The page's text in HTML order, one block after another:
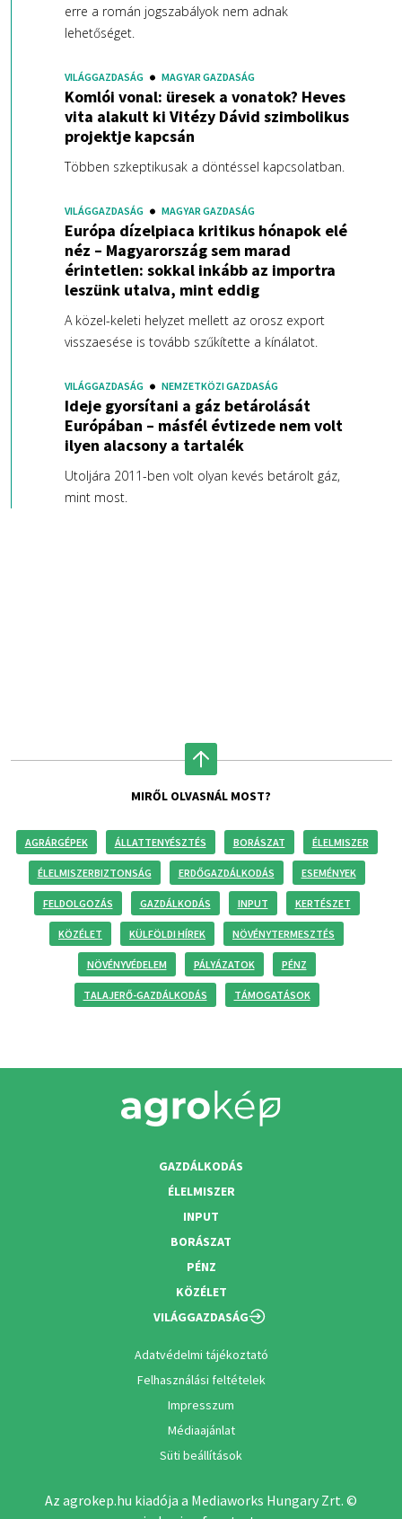
erre a román jogszabályok nem adnak
lehetőséget.
VILÁGGAZDASÁG MAGYAR GAZDASÁG
Komlói vonal: üresek a vonatok? Heves
vita alakult ki Vitézy Dávid szimbolikus
projektje kapcsán
Többen szkeptikusak a döntéssel kapcsolatban.
VILÁGGAZDASÁG MAGYAR GAZDASÁG
Európa dízelpiaca kritikus hónapok elé
néz – Magyarország sem marad
érintetlen: sokkal inkább az importra
leszünk utalva, mint eddig
A közel-keleti helyzet mellett az orosz export
visszaesése is tovább szűkítette a kínálatot.
VILÁGGAZDASÁG NEMZETKÖZI GAZDASÁG
Ideje gyorsítani a gáz betárolását
Európában – másfél évtizede nem volt
ilyen alacsony a tartalék
Utoljára 2011-ben volt olyan kevés betárolt gáz,
mint most.
MIRŐL OLVASNÁL MOST?
AGRÁRGÉPEK ÁLLATTENYÉSZTÉS BORÁSZAT ÉLELMISZER
ÉLELMISZERBIZTONSÁG ERDŐGAZDÁLKODÁS ESEMÉNYEK
FELDOLGOZÁS GAZDÁLKODÁS INPUT KERTÉSZET
KÖZÉLET KÜLFÖLDI HÍREK NÖVÉNYTERMESZTÉS
NÖVÉNYVÉDELEM PÁLYÁZATOK PÉNZ
TALAJERŐ-GAZDÁLKODÁS TÁMOGATÁSOK
GAZDÁLKODÁS
ÉLELMISZER
INPUT
BORÁSZAT
PÉNZ
KÖZÉLET
VILÁGGAZDASÁG
Adatvédelmi tájékoztató
Felhasználási feltételek
Impresszum
Médiaajánlat
Süti beállítások
Az agrokep.hu kiadója a Mediaworks Hungary Zrt. ©